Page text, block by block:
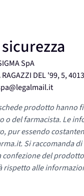
SpA
RAGAZZI DEL '99, 5,
prodotto hanno
o del farmacista. Le
pur essendo
Si raccomanda
del
rispetto alle